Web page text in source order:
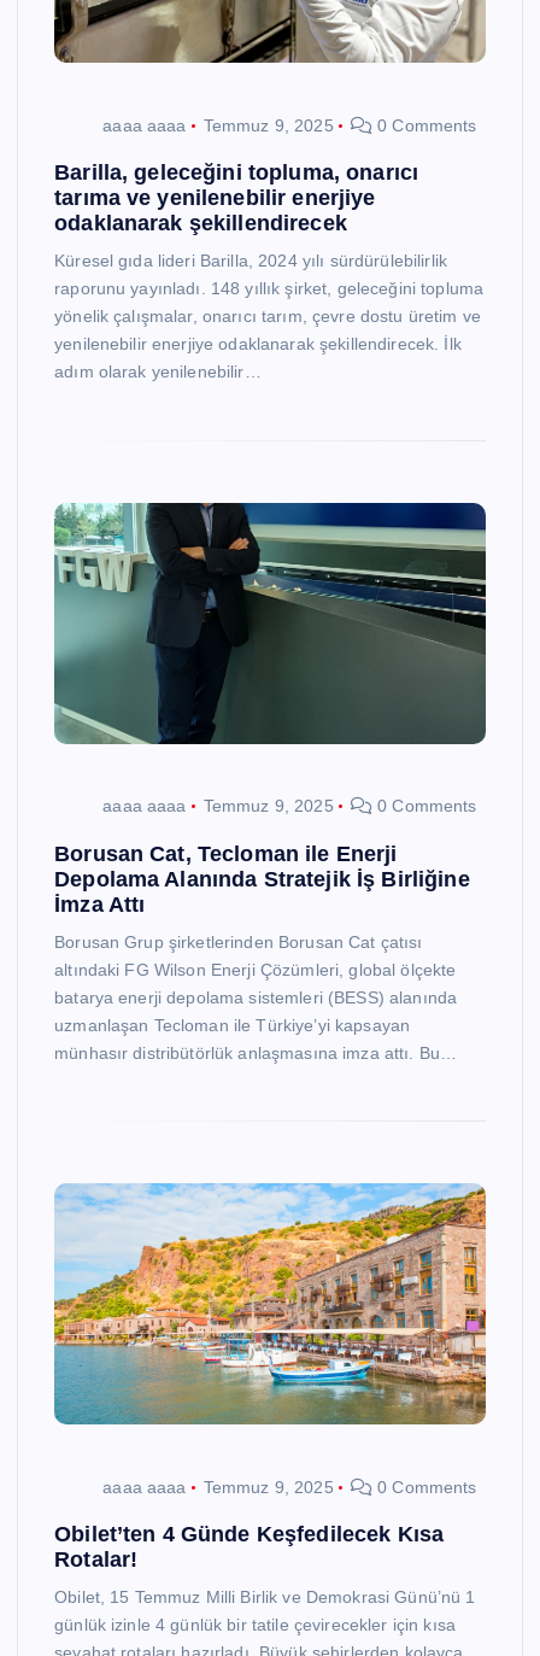
aaaa aaaa Temmuz 9, 2025 0 Comments
Barilla, geleceğini topluma, onarıcı
tarıma ve yenilenebilir enerjiye
odaklanarak şekillendirecek
Küresel gıda lideri Barilla, 2024 yılı sürdürülebilirlik
raporunu yayınladı. 148 yıllık şirket, geleceğini topluma
yönelik çalışmalar, onarıcı tarım, çevre dostu üretim ve
yenilenebilir enerjiye odaklanarak şekillendirecek. İlk
adım olarak yenilenebilir…
aaaa aaaa Temmuz 9, 2025 0 Comments
Borusan Cat, Tecloman ile Enerji
Depolama Alanında Stratejik İş Birliğine
İmza Attı
Borusan Grup şirketlerinden Borusan Cat çatısı
altındaki FG Wilson Enerji Çözümleri, global ölçekte
batarya enerji depolama sistemleri (BESS) alanında
uzmanlaşan Tecloman ile Türkiye’yi kapsayan
münhasır distribütörlük anlaşmasına imza attı. Bu…
aaaa aaaa Temmuz 9, 2025 0 Comments
Obilet’ten 4 Günde Keşfedilecek Kısa
Rotalar!
Obilet, 15 Temmuz Milli Birlik ve Demokrasi Günü’nü 1
günlük izinle 4 günlük bir tatile çevirecekler için kısa